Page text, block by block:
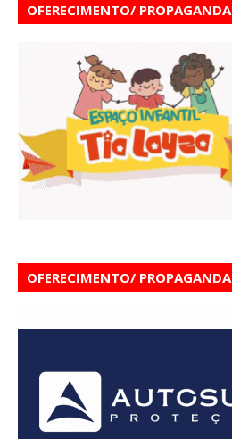
OFERECIMENTO/ PROPAGANDA
OFERECIMENTO/ PROPAGANDA